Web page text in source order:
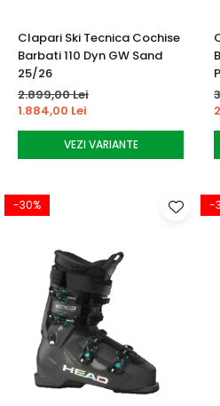
Clapari Ski Tecnica Cochise
Barbati 110 Dyn GW Sand
25/26
2.899,00 Lei
1.884,00 Lei
VEZI VARIANTE
-30% -